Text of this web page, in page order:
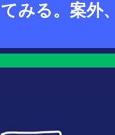
みる。案外